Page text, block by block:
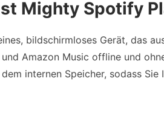
Mighty Spotify
bildschirmloses Gerät, das
Amazon Music offline und
internen Speicher, sodass Sie